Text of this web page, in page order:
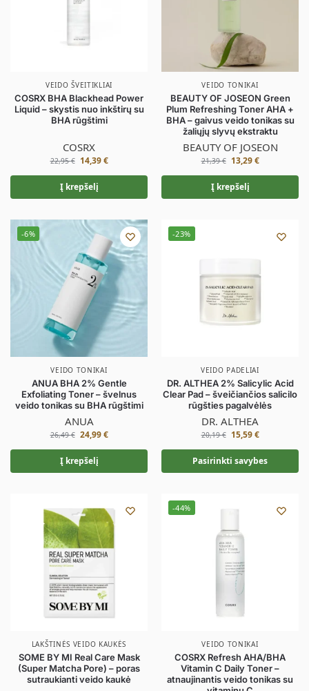
VEIDO ŠVEITIKLIAI
COSRX BHA Blackhead Power
Liquid – skystis nuo inkštirų su
BHA rūgštimi
COSRX
22,95€ 14,39€
Į krepšelį
VEIDO TONIKAI
BEAUTY OF JOSEON Green
Plum Refreshing Toner AHA +
BHA – gaivus veido tonikas su
žaliųjų slyvų ekstraktu
BEAUTY OF JOSEON
21,39€ 13,29€
Į krepšelį
-6%
VEIDO TONIKAI
ANUA BHA 2% Gentle
Exfoliating Toner – švelnus
veido tonikas su BHA rūgštimi
ANUA
26,49€ 24,99€
Į krepšelį
-23%
VEIDO PADELIAI
DR. ALTHEA 2% Salicylic Acid
Clear Pad – šveičiančios salicilo
rūgšties pagalvėlės
DR. ALTHEA
20,19€ 15,59€
Pasirinkti savybes
LAKŠTINĖS VEIDO KAUKĖS
SOME BY MI Real Care Mask
(Super Matcha Pore) – poras
sutraukianti veido kaukė
-44%
VEIDO TONIKAI
COSRX Refresh AHA/BHA
Vitamin C Daily Toner –
atnaujinantis veido tonikas su